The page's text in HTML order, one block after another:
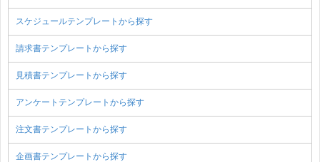
スケジュールテンプレートから探す
請求書テンプレートから探す
見積書テンプレートから探す
アンケートテンプレートから探す
注文書テンプレートから探す
企画書テンプレートから探す